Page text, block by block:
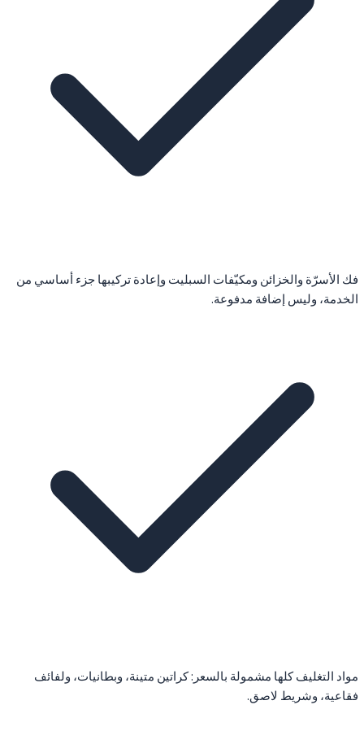
فك الأسرّة والخزائن ومكيّفات السبليت وإعادة تركيبها جزء أساسي من
الخدمة، وليس إضافة مدفوعة.
مواد التغليف كلها مشمولة بالسعر: كراتين متينة، وبطانيات، ولفائف
فقاعية، وشريط لاصق.